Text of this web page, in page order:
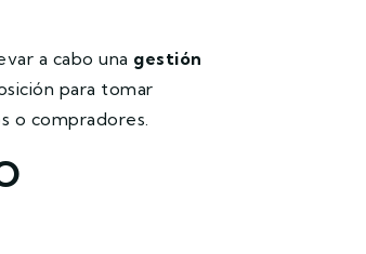
a cabo una gestión
para tomar
o compradores.